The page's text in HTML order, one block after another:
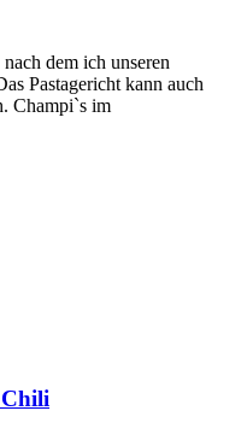
dem ich unseren
Pastagericht kann auch
Champi`s im
Chili